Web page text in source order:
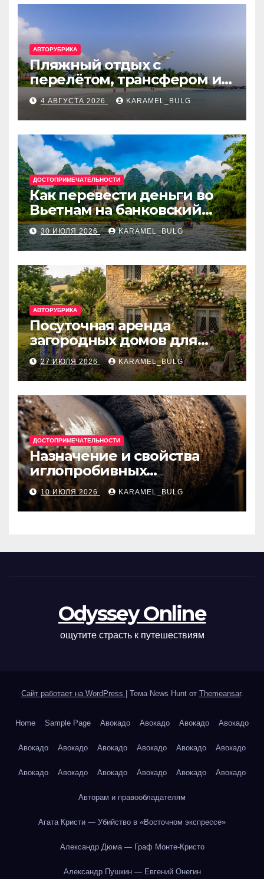
АВТОРУБРИКА
Пляжный отдых с
перелётом, трансфером и
отелем на Мальдивах, в
Турции, Греции, Таиланде
и Европе
4 АВГУСТА 2026 KARAMEL_BULG
ДОСТОПРИМЕЧАТЕЛЬНОСТИ
Как перевести деньги во
Вьетнам на банковский
счёт: VietcomBank, BIDV,
Techcombank и другие
банки
30 ИЮЛЯ 2026 KARAMEL_BULG
АВТОРУБРИКА
Посуточная аренда
загородных домов для
отдыха
27 ИЮЛЯ 2026 KARAMEL_BULG
ДОСТОПРИМЕЧАТЕЛЬНОСТИ
Назначение и свойства
иглопробивных
базальтовых огнеупорных
матов
10 ИЮЛЯ 2026 KARAMEL_BULG
Odyssey Online
ощутите страсть к путешествиям
Сайт работает на WordPress Тема News Hunt от Themeansar.
Home Sample Page Авокадо Авокадо Авокадо Авокадо
Авокадо Авокадо Авокадо Авокадо Авокадо Авокадо
Авокадо Авокадо Авокадо Авокадо Авокадо Авокадо
Авторам и правообладателям
Агата Кристи — Убийство в «Восточном экспрессе»
Александр Дюма — Граф Монте-Кристо
Александр Пушкин — Евгений Онегин